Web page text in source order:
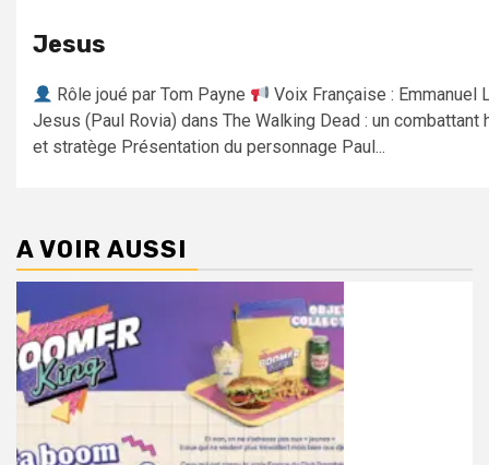
Jesus
Rôle joué par Tom Payne
Voix Française : Emmanuel
Jesus (Paul Rovia) dans The Walking Dead : un combattant
et stratège Présentation du personnage Paul...
A VOIR AUSSI